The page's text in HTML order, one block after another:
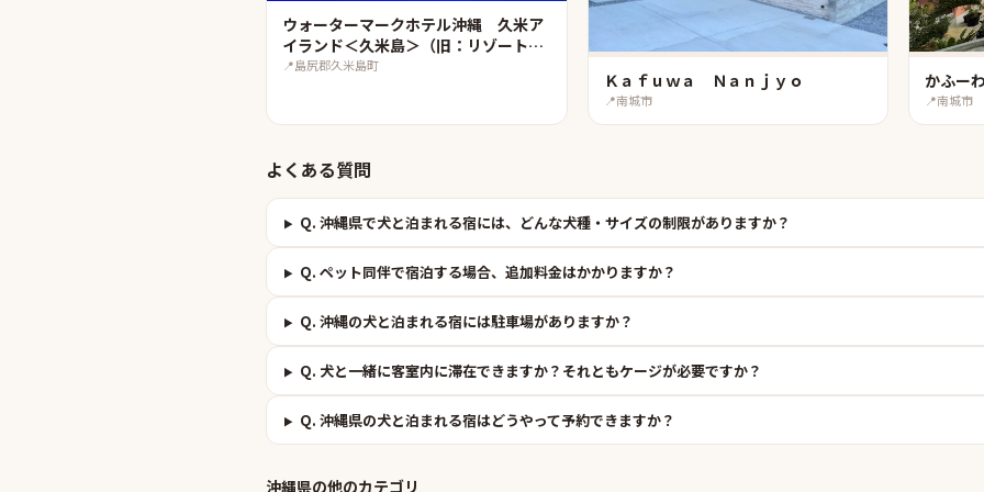
ウォーターマークホテル沖縄 久米ア
イランド＜久米島＞（旧：リゾートホ
テル 久米アイランド）
📍島尻郡久米島町
Ｋａｆｕｗａ Ｎａｎｊｙｏ
📍南城市
かふー
📍南城市
よくある質問
Q. 沖縄県で犬と泊まれる宿には、どんな犬種・サイズの制限がありますか？
Q. ペット同伴で宿泊する場合、追加料金はかかりますか？
Q. 沖縄の犬と泊まれる宿には駐車場がありますか？
Q. 犬と一緒に客室内に滞在できますか？それともケージが必要ですか？
Q. 沖縄県の犬と泊まれる宿はどうやって予約できますか？
沖縄県の他のカテゴリ